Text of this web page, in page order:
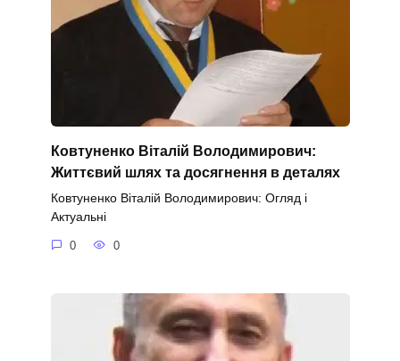
Ковтуненко Віталій Володимирович:
Життєвий шлях та досягнення в деталях
Ковтуненко Віталій Володимирович: Огляд і
Актуальні
0 0